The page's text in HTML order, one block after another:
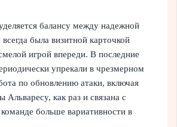
балансу между надежной
была визитной карточкой
игрой впереди. В последние
упрекали в чрезмерном
по обновлению атаки, включая
Альваресу, как раз и связана с
больше вариативности в